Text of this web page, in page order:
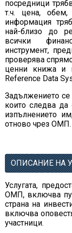
посредници
т.ч. цена,
информация
най-близо до
всички
инструмент,
проверява
ценни книжа и
Reference Data
Задължението се
които следва да
изпълнението
отново чрез ОМП.
Услугата,
ОМП, включва
страна на
включва
участници.